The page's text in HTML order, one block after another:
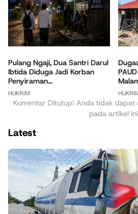
Pulang Ngaji, Dua Santri Darul
Ibtida Diduga Jadi Korban
Penyiraman...
HUKRIM
Komentar Ditutup! Anda tidak
pada artikel
Latest